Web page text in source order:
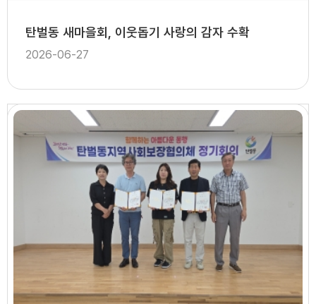
탄벌동 새마을회, 이웃돕기 사랑의 감자 수확
2026-06-27